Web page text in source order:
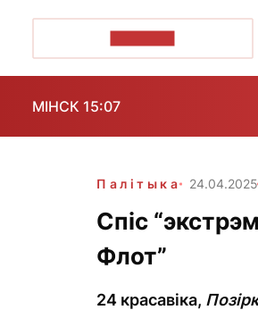
МІНСК 15:07
Палітыка 24.04.2025
Спіс
Флот”
24 красавіка, Позірк